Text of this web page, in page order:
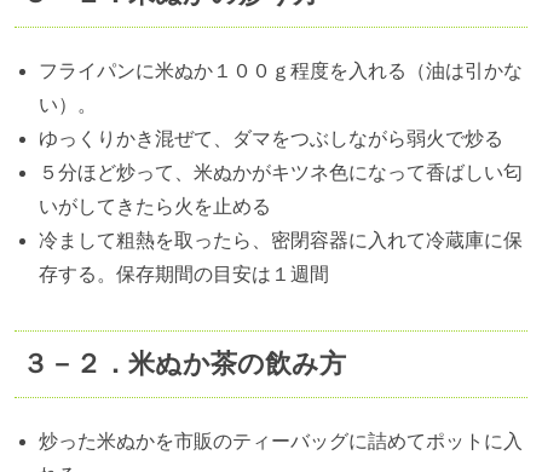
フライパンに米ぬか１００ｇ程度を入れる（油は引かな
い）。
ゆっくりかき混ぜて、ダマをつぶしながら弱火で炒る
５分ほど炒って、米ぬかがキツネ色になって香ばしい匂
いがしてきたら火を止める
冷まして粗熱を取ったら、密閉容器に入れて冷蔵庫に保
存する。保存期間の目安は１週間
３－２．米ぬか茶の飲み方
炒った米ぬかを市販のティーバッグに詰めてポットに入